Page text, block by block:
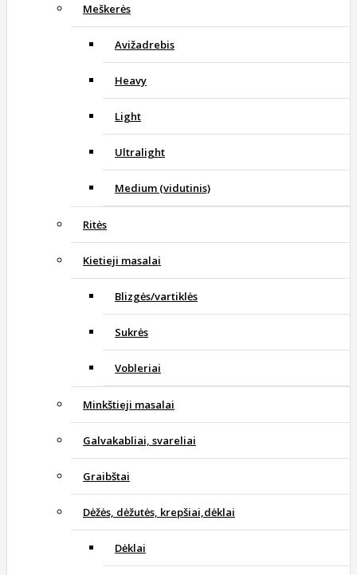
Meškerės
Avižadrebis
Heavy
Light
Ultralight
Medium (vidutinis)
Ritės
Kietieji masalai
Blizgės/vartiklės
Sukrės
Vobleriai
Minkštieji masalai
Galvakabliai, svareliai
Graibštai
Dėžės, dėžutės, krepšiai,dėklai
Dėklai